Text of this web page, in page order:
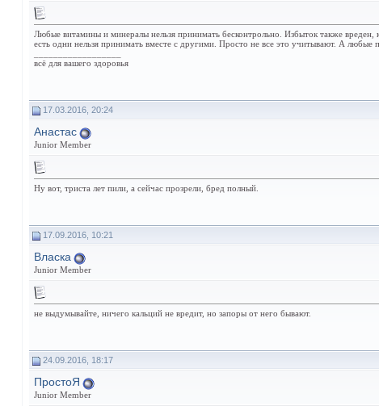
Любые витамины и минералы нельзя принимать бесконтрольно. Избыток также
есть одни нельзя принимать вместе с другими. Просто не все это учитывают. А
всё для вашего здоровья
17.03.2016, 20:24
Анастас
Junior Member
Ну вот, триста лет пили, а сейчас прозрели, бред полный.
17.09.2016, 10:21
Власка
Junior Member
не выдумывайте, ничего кальций не вредит, но запоры от него бывают.
24.09.2016, 18:17
ПростоЯ
Junior Member